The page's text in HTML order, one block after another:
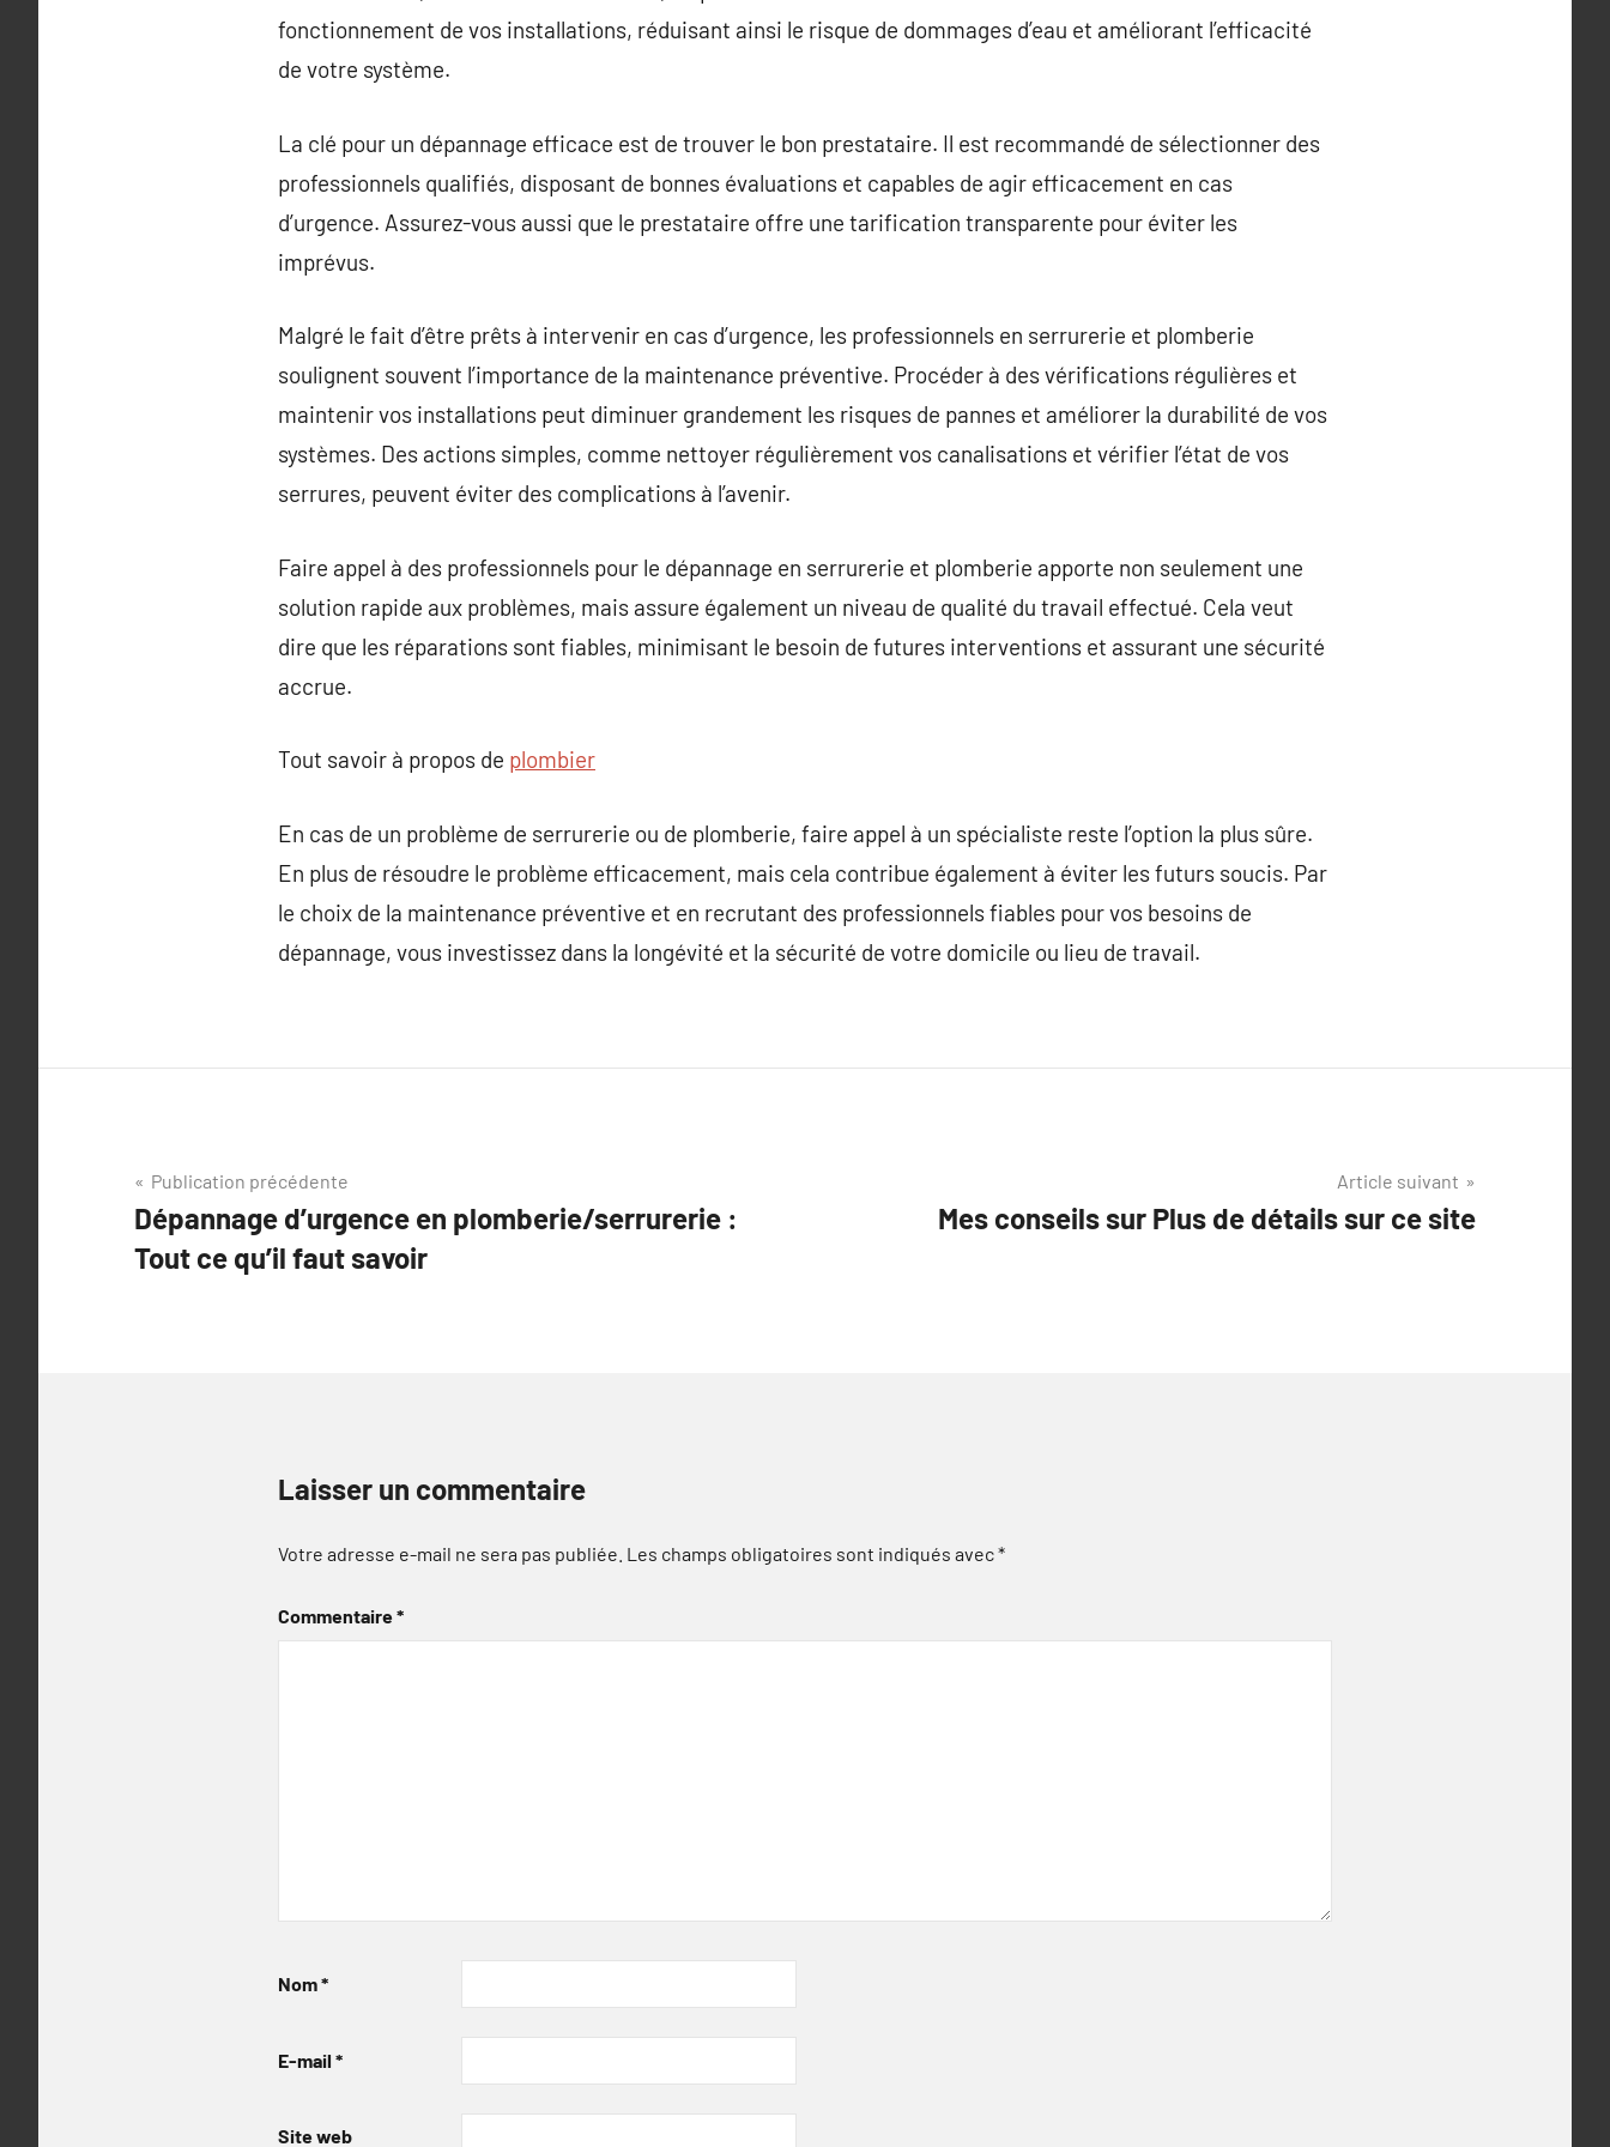
fonctionnement de vos installations, réduisant ainsi le risque de dommages d’eau et améliorant l’efficacité
de votre système.
La clé pour un dépannage efficace est de trouver le bon prestataire. Il est recommandé de sélectionner des
professionnels qualifiés, disposant de bonnes évaluations et capables de agir efficacement en cas
d’urgence. Assurez-vous aussi que le prestataire offre une tarification transparente pour éviter les
imprévus.
Malgré le fait d’être prêts à intervenir en cas d’urgence, les professionnels en serrurerie et plomberie
soulignent souvent l’importance de la maintenance préventive. Procéder à des vérifications régulières et
maintenir vos installations peut diminuer grandement les risques de pannes et améliorer la durabilité de vos
systèmes. Des actions simples, comme nettoyer régulièrement vos canalisations et vérifier l’état de vos
serrures, peuvent éviter des complications à l’avenir.
Faire appel à des professionnels pour le dépannage en serrurerie et plomberie apporte non seulement une
solution rapide aux problèmes, mais assure également un niveau de qualité du travail effectué. Cela veut
dire que les réparations sont fiables, minimisant le besoin de futures interventions et assurant une sécurité
accrue.
Tout savoir à propos de plombier
En cas de un problème de serrurerie ou de plomberie, faire appel à un spécialiste reste l’option la plus sûre.
En plus de résoudre le problème efficacement, mais cela contribue également à éviter les futurs soucis. Par
le choix de la maintenance préventive et en recrutant des professionnels fiables pour vos besoins de
dépannage, vous investissez dans la longévité et la sécurité de votre domicile ou lieu de travail.
Navigation
de
l’article
Publication précédente
Dépannage d’urgence en plomberie/serrurerie :
Tout ce qu’il faut savoir
Article suivant
Mes conseils sur Plus de détails sur ce site
Laisser un commentaire
Votre adresse e-mail ne sera pas publiée. Les champs obligatoires sont indiqués avec*
Commentaire*
Nom*
E-mail *
Site web